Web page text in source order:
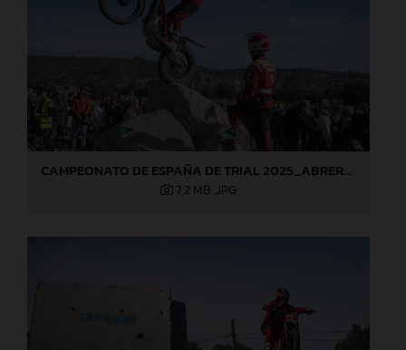
CAMPEONATO DE ESPAÑA DE TRIAL 2025_ABRERA (Barcelona), 1ª prueba_Jaime Busto
7,2 MB .JPG